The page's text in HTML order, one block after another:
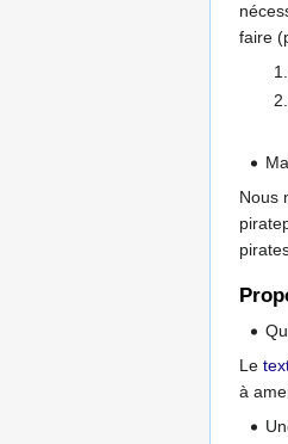
faire
Nous
Le
à